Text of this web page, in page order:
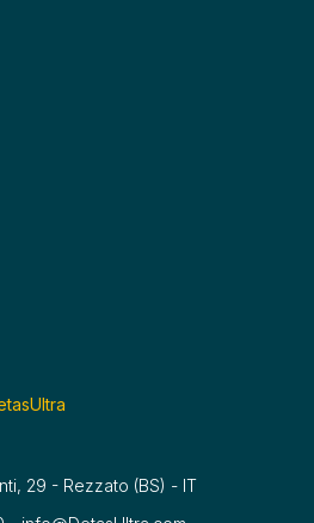
29 - Rezzato (BS) - IT